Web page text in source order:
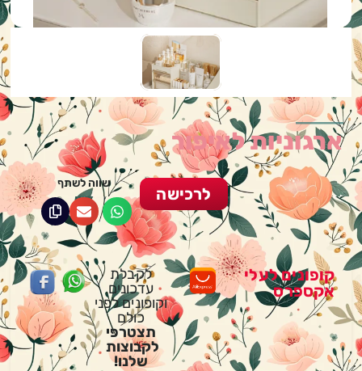
ארגוניות לאיפור
שווה לשתף
לרכישה
לקבלת
עדכונים
וקופונים לפני
כולם
תצטרפי
לקבוצות
שלנו!
קופונים לעלי
אקספרס